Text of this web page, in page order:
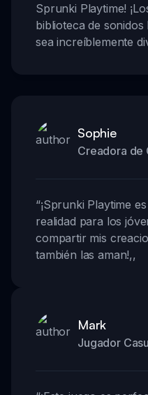
Sprunki Playtime!
biblioteca de
sea increíblemente
Sophie
Creadora de
“¡Sprunki Playtime
realidad para los
compartir mis
también las aman!,,
Mark
Jugador